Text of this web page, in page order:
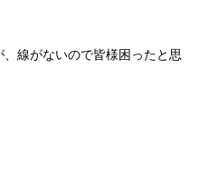
線がないので皆様困ったと思